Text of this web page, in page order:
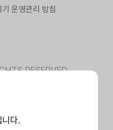
니다.
운영관리 방침
RESERVED